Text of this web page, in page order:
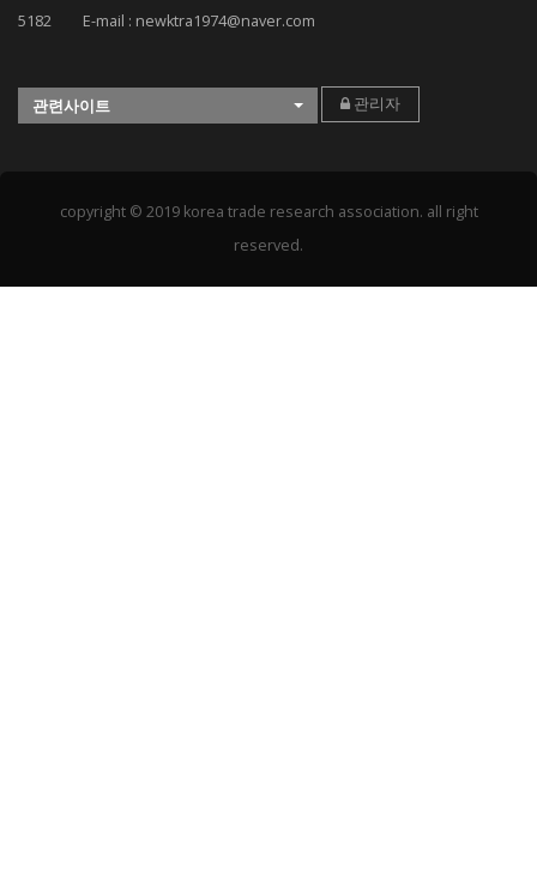
5182 E-mail : newktra1974@naver.com
관련사이트 관리자
copyright © 2019 korea trade research association. all right
reserved.